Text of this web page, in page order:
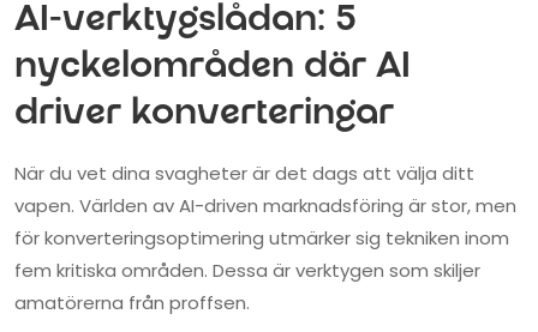
AI-verktygslådan: 5
nyckelområden där AI
driver konverteringar
När du vet dina svagheter är det dags att välja ditt
vapen. Världen av AI-driven marknadsföring är stor, men
för konverteringsoptimering utmärker sig tekniken inom
fem kritiska områden. Dessa är verktygen som skiljer
amatörerna från proffsen.